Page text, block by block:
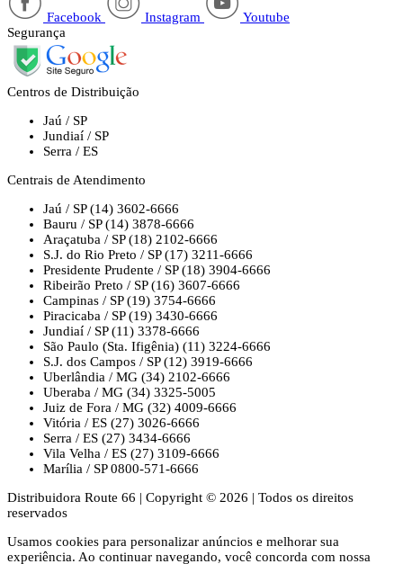
Facebook Instagram
Youtube
Segurança
Centros de Distribuição
Jaú / SP
Jundiaí / SP
Serra / ES
Centrais de Atendimento
Jaú / SP (14) 3602-6666
Bauru / SP (14) 3878-6666
Araçatuba / SP (18) 2102-6666
S.J. do Rio Preto / SP (17) 3211-6666
Presidente Prudente / SP (18) 3904-6666
Ribeirão Preto / SP (16) 3607-6666
Campinas / SP (19) 3754-6666
Piracicaba / SP (19) 3430-6666
Jundiaí / SP (11) 3378-6666
São Paulo (Sta. Ifigênia) (11) 3224-6666
S.J. dos Campos / SP (12) 3919-6666
Uberlândia / MG (34) 2102-6666
Uberaba / MG (34) 3325-5005
Juiz de Fora / MG (32) 4009-6666
Vitória / ES (27) 3026-6666
Serra / ES (27) 3434-6666
Vila Velha / ES (27) 3109-6666
Marília / SP 0800-571-6666
Distribuidora Route 66 | Copyright © 2026 | Todos os direitos
reservados
Usamos cookies para personalizar anúncios e melhorar sua
experiência. Ao continuar navegando, você concorda com nossa